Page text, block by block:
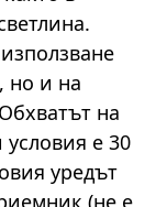
но и на
на
е 30
уредът
(не е